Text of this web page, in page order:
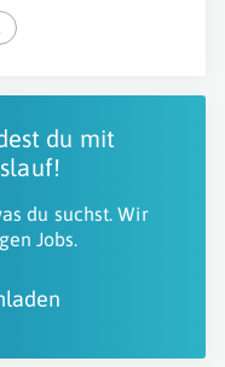
du mit
du suchst. Wir
Jobs.